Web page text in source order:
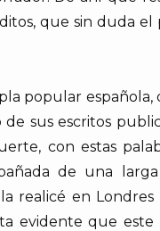
que sin duda
popular
sus escritos
con estas
de una
realicé en
evidente que